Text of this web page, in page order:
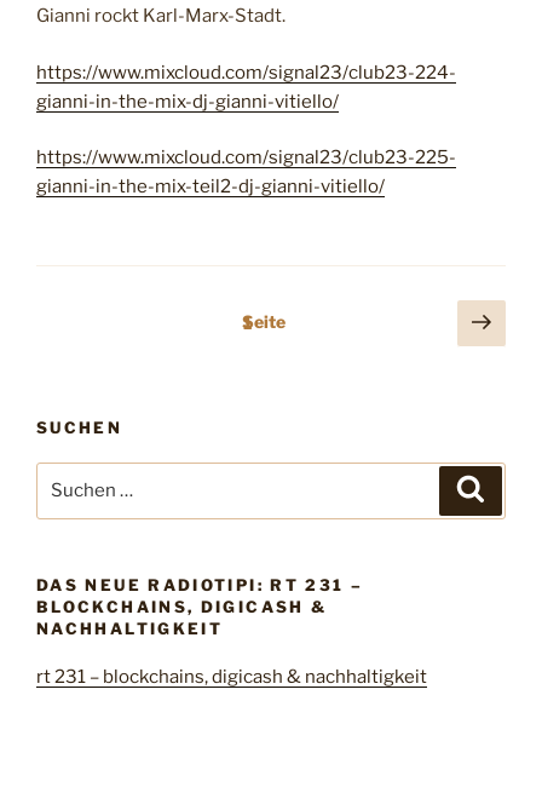
t
“
Gianni rockt Karl-Marx-Stadt.
https://www.mixcloud.com/signal23/club23-224-
gianni-in-the-mix-dj-gianni-vitiello/
https://www.mixcloud.com/signal23/club23-225-
gianni-in-the-mix-teil2-dj-gianni-vitiello/
t
n
m
m
r
Seite
1
N
ä
t
e
S
SUCHEN
e
n
a
c
DAS NEUE RADIOTIPI: RT 231 –
BLOCKCHAINS, DIGICASH &
NACHHALTIGKEIT
rt 231 – blockchains, digicash & nachhaltigkeit